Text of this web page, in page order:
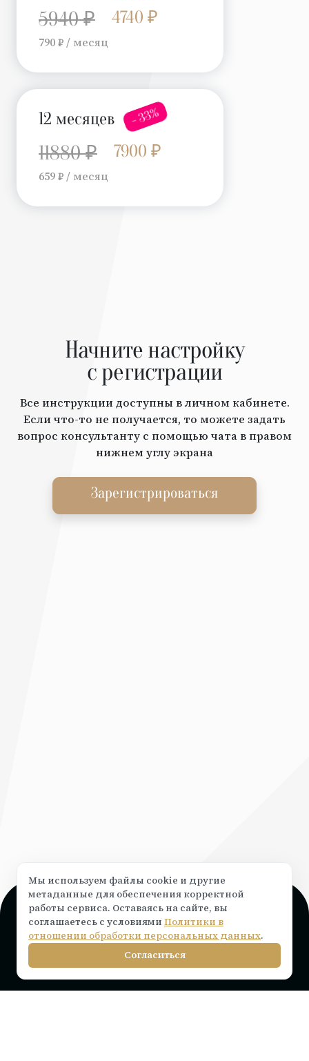
5940 ₽ 4740 ₽
790 ₽ / месяц
12 месяцев - 33%
11880 ₽ 7900 ₽
659 ₽ / месяц
Начните настройку
с регистрации
Все инструкции доступны в личном кабинете.
Если что-то не получается, то можете задать
вопрос консультанту с помощью чата в правом
нижнем углу экрана
Зарегистрироваться
Поддержка и консультация
Чат на сайте ⟶написать
info@rocketr.ru
Telegram-канал
Мы используем файлы cookie и другие
метаданные для обеспечения корректной
работы сервиса. Оставаясь на сайте, вы
соглашаетесь с условиями Политики в
отношении обработки персональных данных.
Согласиться